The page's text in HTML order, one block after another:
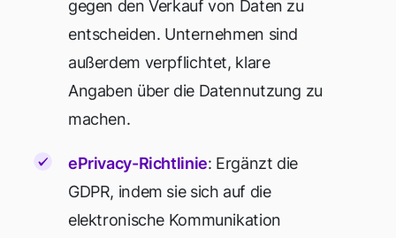
gegen den Verkauf von Daten zu
entscheiden. Unternehmen sind
außerdem verpflichtet, klare
Angaben über die Datennutzung zu
machen.
ePrivacy-Richtlinie: Ergänzt die
GDPR, indem sie sich auf die
elektronische Kommunikation